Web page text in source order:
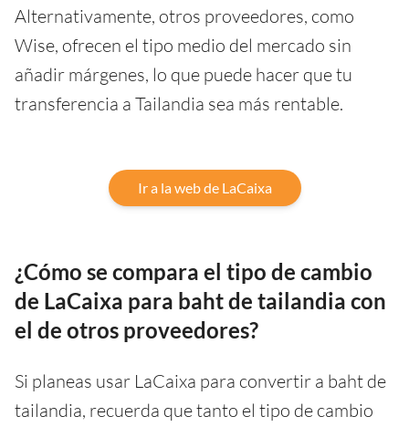
Alternativamente, otros proveedores, como
Wise, ofrecen el tipo medio del mercado sin
añadir márgenes, lo que puede hacer que tu
transferencia a Tailandia sea más rentable.
Ir a la web de LaCaixa
¿Cómo se compara el tipo de cambio
de LaCaixa para baht de tailandia con
el de otros proveedores?
Si planeas usar LaCaixa para convertir a baht de
tailandia, recuerda que tanto el tipo de cambio